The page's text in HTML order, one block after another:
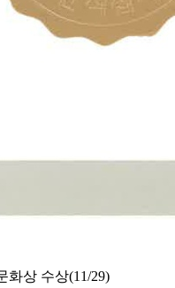
화상 수상(11/29)